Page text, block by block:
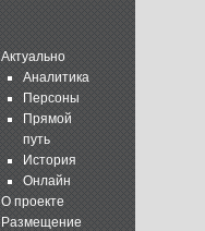
Актуально
Аналитика
Персоны
Прямой
путь
История
Онлайн
О проекте
Размещение